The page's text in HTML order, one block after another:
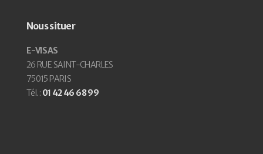
Nous situer
E-VISAS
26 RUE SAINT-CHARLES
75015 PARIS
Tél. : 01 42 46 68 99